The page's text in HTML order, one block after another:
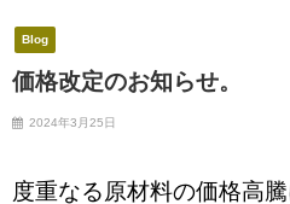
Blog
価格改定のお知らせ。
2024年3月25日
度重なる原材料の価格高